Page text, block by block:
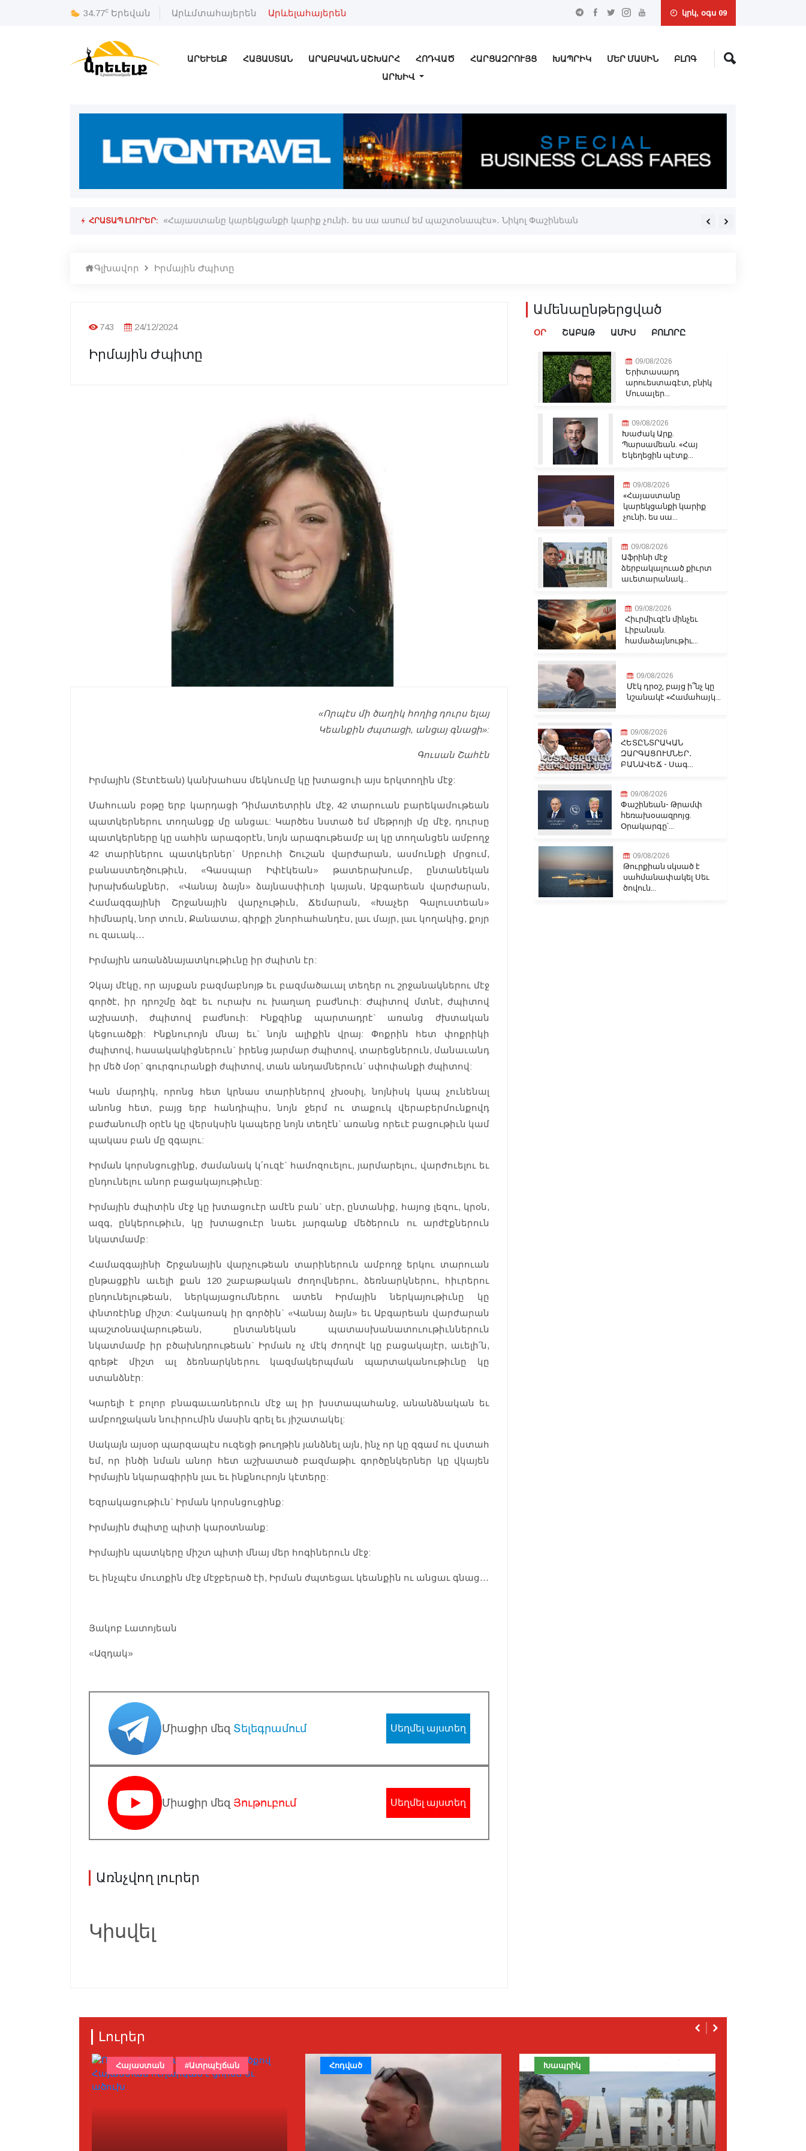
34.77c Երեվան Արևմտահայերեն Արևելահայերեն կրկ, օգս 09
ԱՐԵՒԵԼՔ ՀԱՅԱՍՏԱՆ ԱՐԱԲԱԿԱՆ ԱՇԽԱՐՀ ՀՈԴՎԱԾ ՀԱՐՑԱԶՐՈՒՅՑ ԽԱՊՐԻԿ ՄԵՐ ՄԱՍԻՆ
ԲԼՈԳ
ԱՐԽԻՎ
ՀՐԱՏԱՊ ԼՈՒՐԵՐ:
առարկայ» «Հայաստանը կարեկցանքի կարիք չունի․ ես սա ասում եմ պաշտօնապէս»․ Նիկոլ Փաշինեան Փաշինեան- Թրամփ
Գլխավոր Իրմային Ժպիտը
743 24/12/2024
Իրմային Ժպիտը
«Որպէս մի ծաղիկ հողից դուրս ելայ
Կեանքին ժպտացի, անցայ գնացի»:
Գուսան Շահէն
Իրմային (Տէտէեան) կանխահաս մեկնումը կը խտացուի այս երկտողին մէջ:
Մահուան բօթը երբ կարդացի Դիմատետրին մէջ, 42 տարուան բարեկամութեան
պատկերներու տողանցք մը անցաւ: Կարծես նստած եմ մեթրոյի մը մէջ, դուրսը
պատկերները կը սահին արագօրէն, նոյն արագութեամբ ալ կը տողանցեն ամբողջ
42 տարիներու պատկերներ` Սրբուհի Շուշան վարժարան, ասմունքի մրցում,
բանաստեղծութիւն, «Գասպար Իփէկեան» թատերախումբ, ընտանեկան
խրախճանքներ, «Վանայ ձայն» ձայնասփիւռի կայան, Աբգարեան վարժարան,
Համազգայինի Շրջանային վարչութիւն, Ճեմարան, «Խաչեր Գալուստեան»
հիմնարկ, նոր տուն, Քանատա, գիրքի շնորհահանդէս, լաւ մայր, լաւ կողակից, քոյր
ու զաւակ…
Իրմային առանձնայատկութիւնը իր ժպիտն էր:
Չկայ մէկը, որ այսքան բազմաբնոյթ եւ բազմածաւալ տեղեր ու շրջանակներու մէջ
գործէ, իր դրոշմը ձգէ եւ ուրախ ու խաղաղ բաժնուի: Ժպիտով մտնէ, ժպիտով
աշխատի, ժպիտով բաժնուի: Ինքզինք պարտադրէ` առանց ժխտական
կեցուածքի: Ինքնուրոյն մնայ եւ` նոյն ալիքին վրայ: Փոքրին հետ փոքրիկի
ժպիտով, հասակակիցներուն` իրենց յարմար ժպիտով, տարեցներուն, մանաւանդ
իր մեծ մօր` գուրգուրանքի ժպիտով, տան անդամներուն` սփոփանքի ժպիտով:
Կան մարդիկ, որոնց հետ կրնաս տարիներով չխօսիլ, նոյնիսկ կապ չունենալ
անոնց հետ, բայց երբ հանդիպիս, նոյն ջերմ ու տաքուկ վերաբերմունքովդ
բաժանումի օրէն կը վերսկսին կապերը նոյն տեղէն` առանց որեւէ բացութիւն կամ
պակաս բան մը զգալու:
Իրման կորսնցուցինք, ժամանակ կ՛ուզէ` համոզուելու, յարմարելու, վարժուելու եւ
ընդունելու անոր բացակայութիւնը:
Իրմային ժպիտին մէջ կը խտացուէր ամէն բան` սէր, ընտանիք, հայոց լեզու, կրօն,
ազգ, ընկերութիւն, կը խտացուէր նաեւ յարգանք մեծերուն ու արժէքներուն
նկատմամբ:
Համազգայինի Շրջանային վարչութեան տարիներուն ամբողջ երկու տարուան
ընթացքին աւելի քան 120 շաբաթական ժողովներու, ձեռնարկներու, հիւրերու
ընդունելութեան, ներկայացումներու ատեն Իրմային ներկայութիւնը կը
փնտռէինք միշտ: Հակառակ իր գործին` «Վանայ ձայն» եւ Աբգարեան վարժարան
պաշտօնավարութեան, ընտանեկան պատասխանատուութիւններուն
նկատմամբ իր բծախնդրութեան` Իրման ոչ մէկ ժողովէ կը բացակայէր, աւելի՛ն,
գրեթէ միշտ ալ ձեռնարկներու կազմակերպման պարտականութիւնը կը
ստանձնէր:
Կարելի է բոլոր բնագաւառներուն մէջ ալ իր խստապահանջ, անանձնական եւ
ամբողջական նուիրումին մասին գրել եւ յիշատակել:
Սակայն այսօր պարզապէս ուզեցի թուղթին յանձնել այն, ինչ որ կը զգամ ու վստահ
եմ, որ ինծի նման անոր հետ աշխատած բազմաթիւ գործընկերներ կը վկայեն
Իրմային նկարագիրին լաւ եւ ինքնուրոյն կէտերը:
Եզրակացութիւն` Իրման կորսնցուցինք:
Իրմային ժպիտը պիտի կարօտնանք:
Իրմային պատկերը միշտ պիտի մնայ մեր հոգիներուն մէջ:
Եւ ինչպէս մուտքին մէջ մէջբերած էի, Իրման ժպտեցաւ կեանքին ու անցաւ գնաց…
Յակոբ Լատոյեան
«Ազդակ»
Միացիր մեզ Տելեգրամում Սեղմել այստեղ
Միացիր մեզ Յութուբում Սեղմել այստեղ
Առնչվող լուրեր
Կիսվել
Ամենաընթերցված
ՕՐ ՇԱԲԱԹ ԱՄԻՍ ԲՈԼՈՐԸ
09/08/2026
Երիտասարդ
արուեստագէտ, բնիկ
Մուսալեր...
09/08/2026
Խաժակ Արք.
Պարսամեան. «Հայ
Եկեղեցին պէտք...
09/08/2026
«Հայաստանը
կարեկցանքի կարիք
չունի․ ես սա...
09/08/2026
Աֆրինի մէջ
ձերբակալուած քիւրտ
աւետարանակ...
09/08/2026
Հիւրմիւզէն մինչեւ
Լիբանան.
համաձայնութիւ...
09/08/2026
Մէկ դրօշ, բայց ի՞նչ կը
նշանակէ «Համահայկ...
09/08/2026
ՀԵՏԸՆՏՐԱԿԱՆ
ԶԱՐԳԱՑՈՒՄՆԵՐ․
ԲԱՆԱՎԵՃ - Սագ...
09/08/2026
Փաշինեան- Թրամփ
հեռախօսազրոյց.
Օրակարգը՝...
09/08/2026
Թուրքիան սկսած է
սահմանափակել Սեւ
ծովուն...
Լուրեր
Հայաստան #Ատրպէյճան Հոդված Խապրիկ